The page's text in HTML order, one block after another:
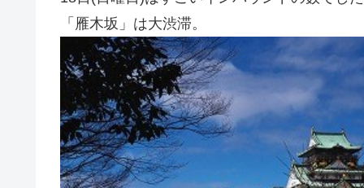
「雁木坂」は大渋滞。